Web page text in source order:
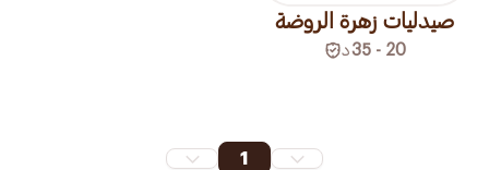
صيدليات زهرة الروضة
20 - 35 د
1